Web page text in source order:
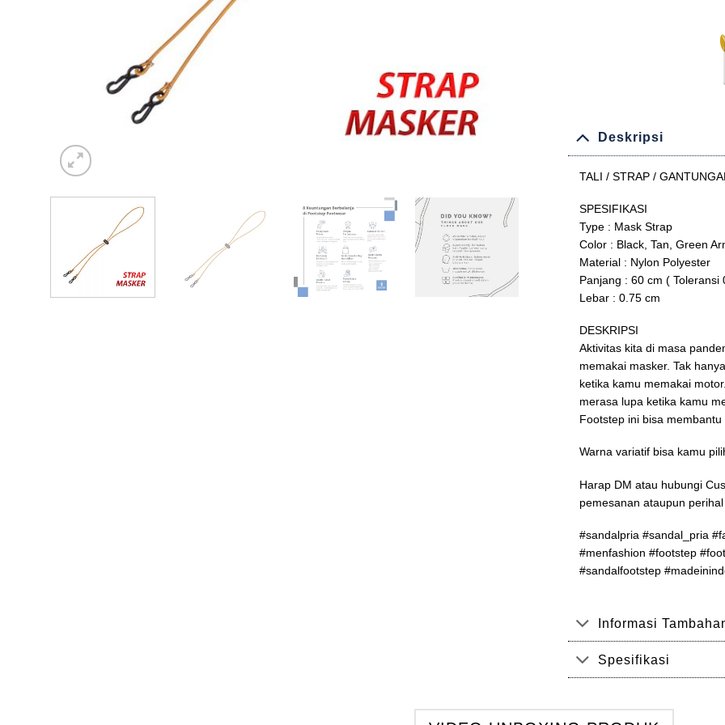
Deskripsi
TALI / STRAP /
SPESIFIKASI
Type : Mask Strap
Color : Black, Tan, Green
Material : Nylon Polyester
Panjang : 60 cm ( Toleransi
Lebar : 0.75 cm
DESKRIPSI
Aktivitas kita di masa
memakai masker. Tak
ketika kamu memakai
merasa lupa ketika kamu
Footstep ini bisa
Warna variatif bisa kamu
Harap DM atau hubungi
pemesanan ataupun
#sandalpria #sandal_pria
#menfashion #footstep
#sandalfootstep
Informasi
Spesifikasi